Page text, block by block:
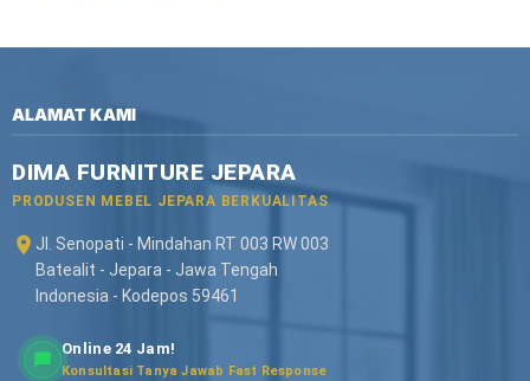
ALAMAT KAMI
DIMA FURNITURE JEPARA
PRODUSEN MEBEL JEPARA BERKUALITAS
Jl. Senopati - Mindahan RT 003 RW 003
Batealit - Jepara - Jawa Tengah
Indonesia - Kodepos 59461
Online 24 Jam!
Konsultasi Tanya Jawab Fast Response